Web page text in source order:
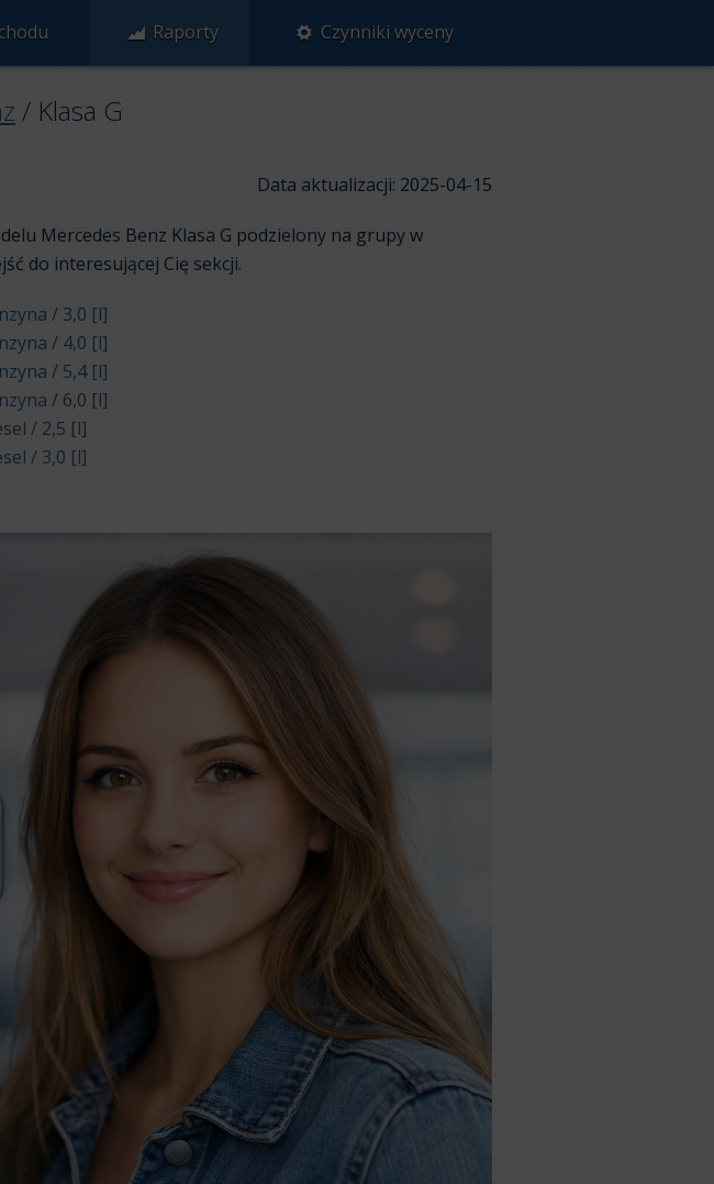
Raporty Czynniki wyceny
/ Klasa G
Data aktualizacji: 2025-04-15
Mercedes Benz Klasa G podzielony na grupy w
do interesującej Cię sekcji.
/ 3,0 [l]
/ 4,0 [l]
/ 5,4 [l]
/ 6,0 [l]
/ 2,5 [l]
/ 3,0 [l]